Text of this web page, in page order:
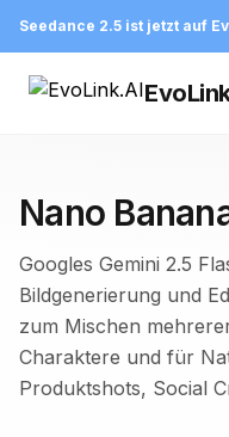
Nano
Googles Gemini 2.5
Bildgenerierung und
zum Mischen
Charaktere und für
Produktshots, Social